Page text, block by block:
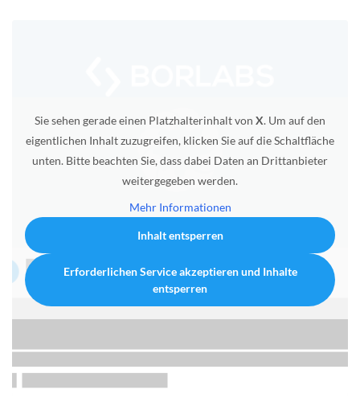
Sie sehen gerade einen Platzhalterinhalt von X. Um auf den
eigentlichen Inhalt zuzugreifen, klicken Sie auf die Schaltfläche
unten. Bitte beachten Sie, dass dabei Daten an Drittanbieter
weitergegeben werden.
Mehr Informationen
Inhalt entsperren
Erforderlichen Service akzeptieren und Inhalte
entsperren